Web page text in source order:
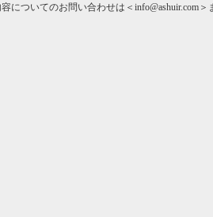
容についてのお問い合わせは＜info@ashuir.com＞